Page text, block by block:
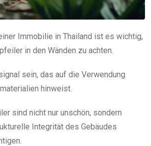
Immobilie in Thailand ist es wichtig,
in den Wänden zu achten.
sein, das auf die Verwendung
hinweist.
sind nicht nur unschön, sondern
Integrität des Gebäudes